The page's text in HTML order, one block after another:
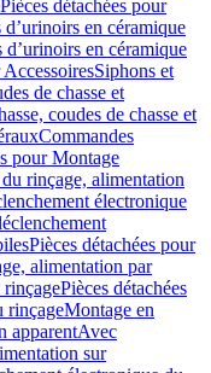
Pièces détachées pour
d’urinoirs en céramique
d’urinoirs en céramique
AccessoiresSiphons et
de chasse et
coudes de chasse et
Commandes
pour Montage
rinçage, alimentation
électronique
Pièces détachées pour
alimentation par
rinçagePièces détachées
rinçageMontage en
apparentAvec
sur